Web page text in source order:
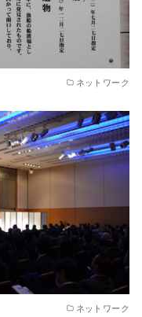
ネットワーク
ネットワーク